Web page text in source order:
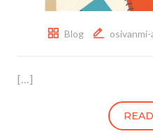
Blog osivanmi-
[…]